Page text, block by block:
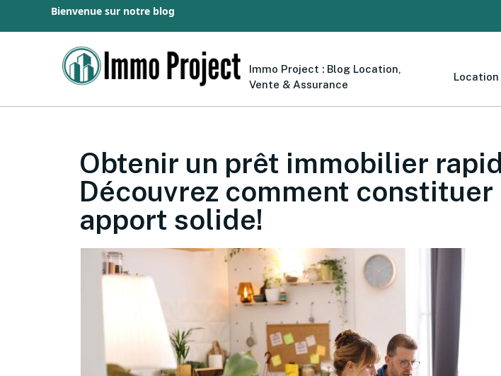
Bienvenue sur notre blog
Immo Project : Blog Location,
Vente & Assurance
Location
Obtenir un prêt immobilier
Découvrez comment constituer
apport solide!